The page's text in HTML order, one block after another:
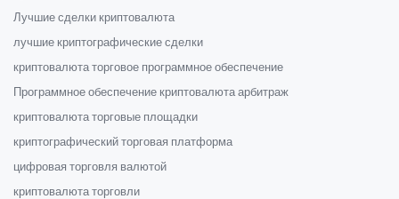
Лучшие сделки криптовалюта
лучшие криптографические сделки
криптовалюта торговое программное обеспечение
Программное обеспечение криптовалюта арбитраж
криптовалюта торговые площадки
криптографический торговая платформа
цифровая торговля валютой
криптовалюта торговли